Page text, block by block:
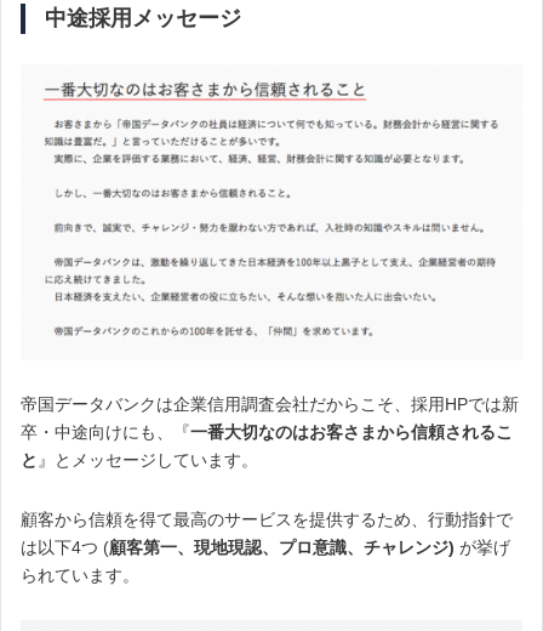
中途採用メッセージ
帝国データバンクは企業信用調査会社だからこそ、採用HPでは新
卒・中途向けにも、『一番大切なのはお客さまから信頼されるこ
と 』とメッセージしています。
顧客から信頼を得て最高のサービスを提供するため、行動指針で
は以下4つ (顧客第一、現地現認、プロ意識、チャレンジ) が挙げ
られています。